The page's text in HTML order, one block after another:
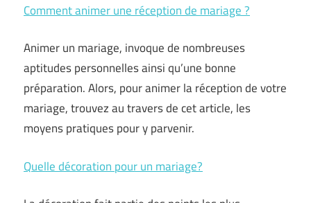
Comment animer une réception de mariage ?
Animer un mariage, invoque de nombreuses
aptitudes personnelles ainsi qu’une bonne
préparation. Alors, pour animer la réception de votre
mariage, trouvez au travers de cet article, les
moyens pratiques pour y parvenir.
Quelle décoration pour un mariage?